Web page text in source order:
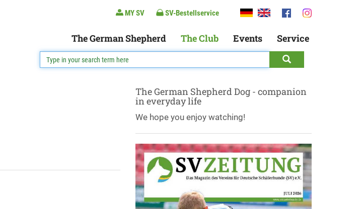
MY SV SV-Bestellservice
The German Shepherd The Club Events Service
The German Shepherd Dog - companion
in everyday life
We hope you enjoy watching!